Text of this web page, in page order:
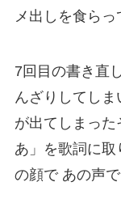
メ出しを食らっ
7回目の書き直
んざりしてし
が出てしまっ
あ」を歌詞に
の顔で あの声